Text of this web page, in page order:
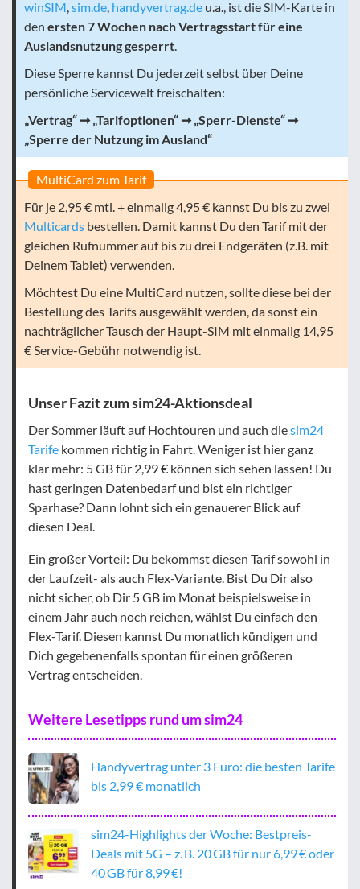
winSIM,sim.de, handyvertrag.de u.a., ist die SIM-Karte in
den ersten 7 Wochen nach Vertragsstart für eine
Auslandsnutzung gesperrt.
Diese Sperre kannst Du jederzeit selbst über Deine
persönliche Servicewelt freischalten:
„Vertrag“ ➞ „Tarifoptionen“ ➞ „Sperr-Dienste“ ➞
„Sperre der Nutzung im Ausland“
MultiCard zum Tarif
Für je 2,95 € mtl. + einmalig 4,95 € kannst Du bis zu zwei
Multicards bestellen. Damit kannst Du den Tarif mit der
gleichen Rufnummer auf bis zu drei Endgeräten (z.B. mit
Deinem Tablet) verwenden.
Möchtest Du eine MultiCard nutzen, sollte diese bei der
Bestellung des Tarifs ausgewählt werden, da sonst ein
nachträglicher Tausch der Haupt-SIM mit einmalig 14,95
€ Service-Gebühr notwendig ist.
Unser Fazit zum sim24-Aktionsdeal
Der Sommer läuft auf Hochtouren und auch diesim24
Tarife kommen richtig in Fahrt. Weniger ist hier ganz
klar mehr: 5 GB für 2,99 € können sich sehen lassen! Du
hast geringen Datenbedarf und bist ein richtiger
Sparhase? Dann lohnt sich ein genauerer Blick auf
diesen Deal.
Ein großer Vorteil: Du bekommst diesen Tarif sowohl in
der Laufzeit- als auch Flex-Variante. Bist Du Dir also
nicht sicher, ob Dir 5 GB im Monat beispielsweise in
einem Jahr auch noch reichen, wählst Du einfach den
Flex-Tarif. Diesen kannst Du monatlich kündigen und
Dich gegebenenfalls spontan für einen größeren
Vertrag entscheiden.
Weitere Lesetipps rund um sim24
Handyvertrag unter 3 Euro: die besten Tarife
bis 2,99 € monatlich
sim24-Highlights der Woche: Bestpreis-
Deals mit 5G – z. B. 20 GB für nur 6,99 € oder
40 GB für 8,99 €!